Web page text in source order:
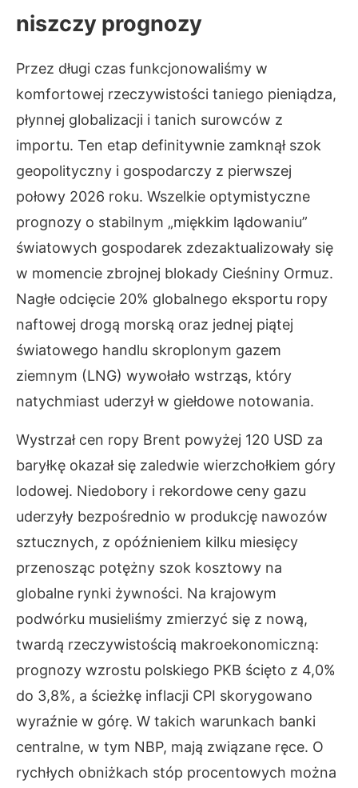
niszczy prognozy
Przez długi czas funkcjonowaliśmy w
komfortowej rzeczywistości taniego pieniądza,
płynnej globalizacji i tanich surowców z
importu. Ten etap definitywnie zamknął szok
geopolityczny i gospodarczy z pierwszej
połowy 2026 roku. Wszelkie optymistyczne
prognozy o stabilnym „miękkim lądowaniu”
światowych gospodarek zdezaktualizowały się
w momencie zbrojnej blokady Cieśniny Ormuz.
Nagłe odcięcie 20% globalnego eksportu ropy
naftowej drogą morską oraz jednej piątej
światowego handlu skroplonym gazem
ziemnym (LNG) wywołało wstrząs, który
natychmiast uderzył w giełdowe notowania.
Wystrzał cen ropy Brent powyżej 120 USD za
baryłkę okazał się zaledwie wierzchołkiem góry
lodowej. Niedobory i rekordowe ceny gazu
uderzyły bezpośrednio w produkcję nawozów
sztucznych, z opóźnieniem kilku miesięcy
przenosząc potężny szok kosztowy na
globalne rynki żywności. Na krajowym
podwórku musieliśmy zmierzyć się z nową,
twardą rzeczywistością makroekonomiczną:
prognozy wzrostu polskiego PKB ścięto z 4,0%
do 3,8%, a ścieżkę inflacji CPI skorygowano
wyraźnie w górę. W takich warunkach banki
centralne, w tym NBP, mają związane ręce. O
rychłych obniżkach stóp procentowych można